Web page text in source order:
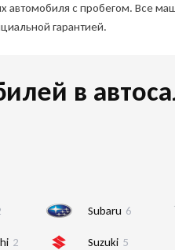
автомобиля с пробегом. Все
гарантией.
в
2
Subaru 6
Suzuki 5